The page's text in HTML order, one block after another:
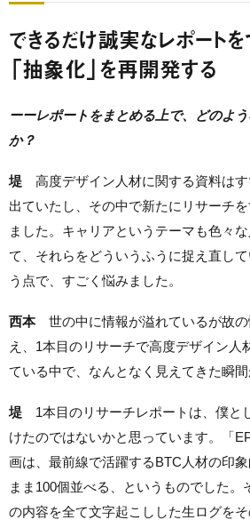
できるだけ誠実なレポート
「抽象化」を再開発する
ーーレポートをまとめる上で、どのよ
か？
堤 高度デザイン人材に関する資料は
出ていたし、その中で新たにリサーチ
ました。キャリアというテーマも色々
て、それらをどういうふうに捉え直し
う点で、すごく悩みました。
西本世の中に情報が溢れているが故の
え、1本目のリサーチで高度デザイン人
ている中で、なんとなく見えてきた瞬間
堤 1本目のリサーチレポートは、僕と
けたのではないかと思っています。「
画は、最前線で活躍するBTC人材の印
まま100個並べる、というものでした。
の内容を全て文字起こしした生ログを